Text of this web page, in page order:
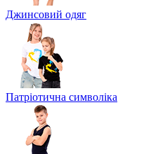
Джинсовий одяг
Патріотична символіка